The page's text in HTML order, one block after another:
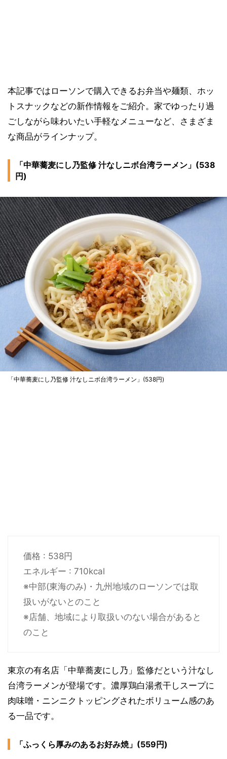
本記事ではローソンで購入できるお弁当や麺類、ホッ
トスナックなどの新作情報をご紹介。家でゆったり過
ごしながら味わいたい手軽なメニューなど、さまざま
な商品がラインナップ。
「中華蕎麦にし乃監修 汁なしニボ台湾ラーメン」(538
円)
「中華蕎麦にし乃監修 汁なしニボ台湾ラーメン」(538円)
価格 : 538円
エネルギー : 710kcal
※中部(東海のみ)・九州地域のローソンでは取
扱いがないとのこと
※店舗、地域により取扱いのない場合があると
のこと
東京の有名店「中華蕎麦にし乃」監修だという汁なし
台湾ラーメンが登場です。濃厚鶏白湯煮干しスープに
肉味噌・ニンニクトッピングされたボリューム感のあ
る一品です。
「ふっくら厚みのあるお好み焼」(559円)